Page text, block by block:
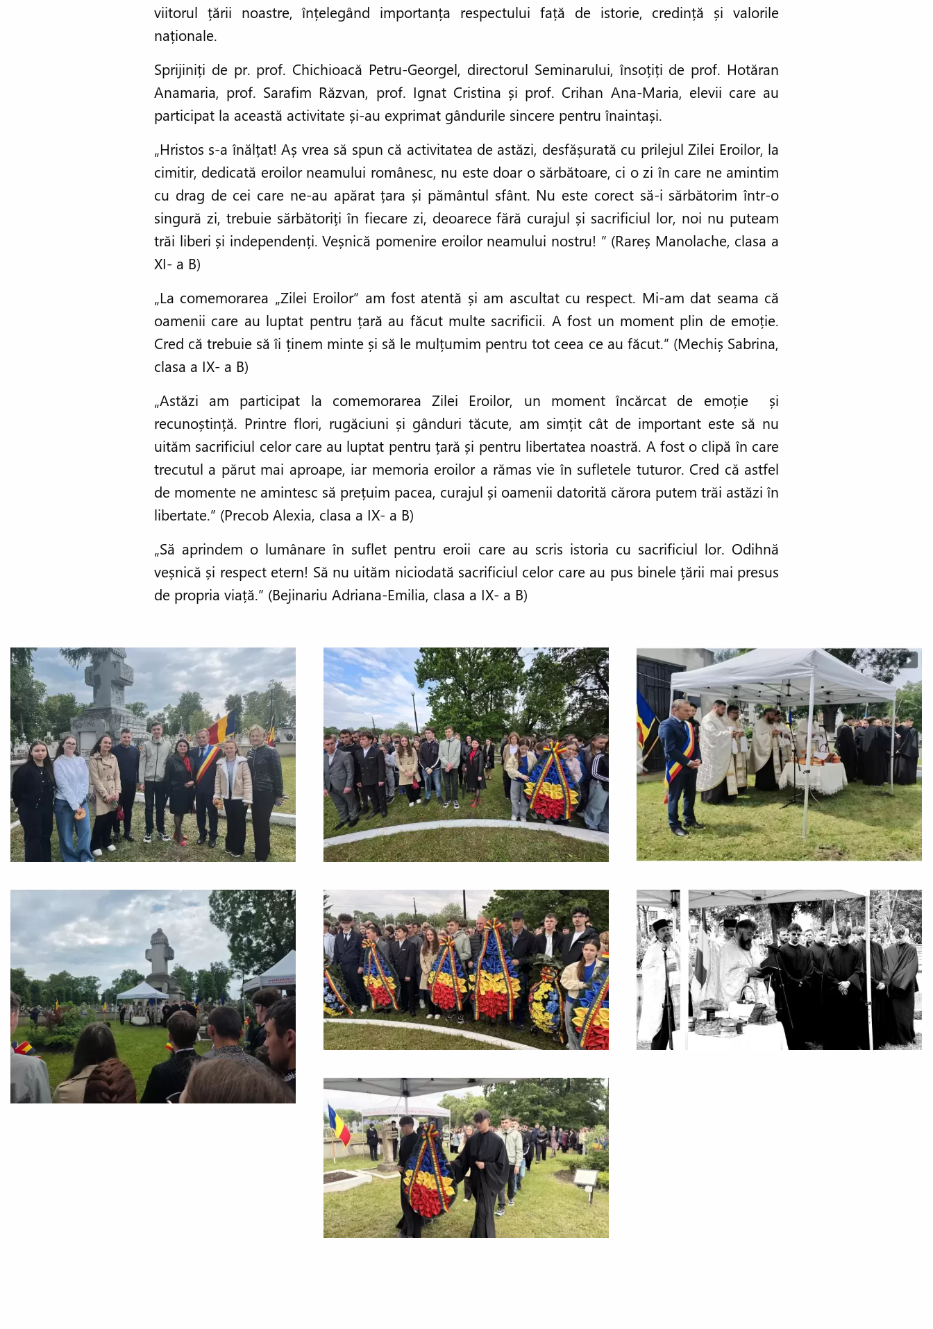
viitorul țării noastre, înțelegând importanța respectului față de istorie, credință și valorile
naționale.
Sprijiniți de pr. prof. Chichioacă Petru-Georgel, directorul Seminarului, însoțiți de prof. Hotăran
Anamaria, prof. Sarafim Răzvan, prof. Ignat Cristina și prof. Crihan Ana-Maria, elevii care au
participat la această activitate și-au exprimat gândurile sincere pentru înaintași.
„Hristos s-a înălțat! Aș vrea să spun că activitatea de astăzi, desfășurată cu prilejul Zilei Eroilor, la
cimitir, dedicată eroilor neamului românesc, nu este doar o sărbătoare, ci o zi în care ne amintim
cu drag de cei care ne-au apărat țara și pământul sfânt. Nu este corect să-i sărbătorim într-o
singură zi, trebuie sărbătoriți în fiecare zi, deoarece fără curajul și sacrificiul lor, noi nu puteam
trăi liberi și independenți. Veșnică pomenire eroilor neamului nostru! ” (Rareș Manolache, clasa a
XI- a B)
„La comemorarea „Zilei Eroilor” am fost atentă și am ascultat cu respect. Mi-am dat seama că
oamenii care au luptat pentru țară au făcut multe sacrificii. A fost un moment plin de emoție.
Cred că trebuie să îi ținem minte și să le mulțumim pentru tot ceea ce au făcut.” (Mechiș Sabrina,
clasa a IX- a B)
„Astăzi am participat la comemorarea Zilei Eroilor, un moment încărcat de emoție și
recunoștință. Printre flori, rugăciuni și gânduri tăcute, am simțit cât de important este să nu
uităm sacrificiul celor care au luptat pentru țară și pentru libertatea noastră. A fost o clipă în care
trecutul a părut mai aproape, iar memoria eroilor a rămas vie în sufletele tuturor. Cred că astfel
de momente ne amintesc să prețuim pacea, curajul și oamenii datorită cărora putem trăi astăzi în
libertate.” (Precob Alexia, clasa a IX- a B)
„Să aprindem o lumânare în suflet pentru eroii care au scris istoria cu sacrificiul lor. Odihnă
veșnică și respect etern! Să nu uităm niciodată sacrificiul celor care au pus binele țării mai presus
de propria viață.” (Bejinariu Adriana-Emilia, clasa a IX- a B)